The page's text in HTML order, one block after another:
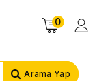
0
Arama Yap